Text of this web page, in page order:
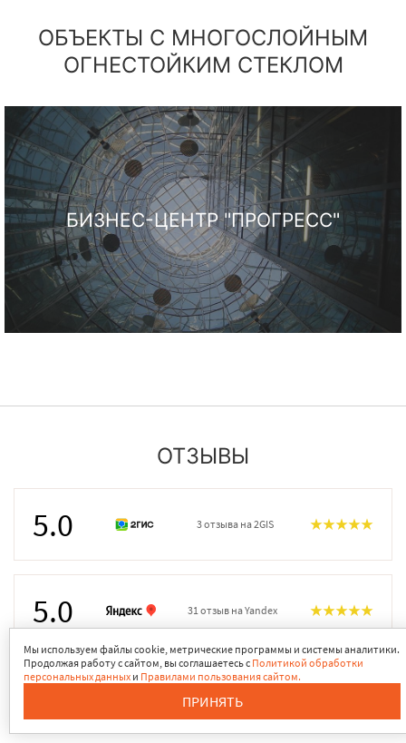
ОБЪЕКТЫ С МНОГОСЛОЙНЫМ
ОГНЕСТОЙКИМ СТЕКЛОМ
БИЗНЕС-ЦЕНТР "ПРОГРЕСС"
ОТЗЫВЫ
5.0 3 отзыва на 2GIS
5.0 31 отзыв на Yandex
ПОСМОТРЕТЬ ВСЕ
Мы используем файлы cookie, метрические программы и системы аналитики.
Продолжая работу с сайтом, вы соглашаетесь с Политикой обработки
персональных данных и Правилами пользования сайтом.
ПРИНЯТЬ